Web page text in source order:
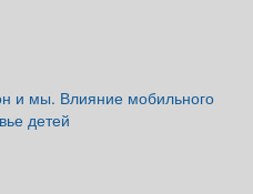
и мы. Влияние мобильного
детей